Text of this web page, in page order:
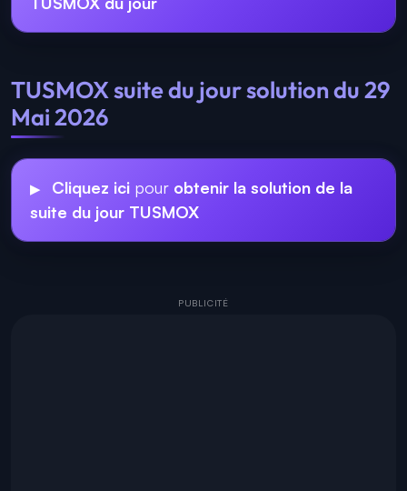
TUSMOX suite du jour solution du 29
Mai 2026
Cliquez ici pour obtenir la solution de la
suite du jour TUSMOX